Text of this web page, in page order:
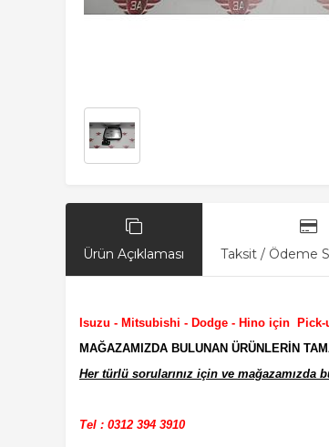
Ürün Açıklaması Taksit / Ödeme
Isuzu - Mitsubishi - Dodge - Hino için Pick-
MAĞAZAMIZDA BULUNAN ÜRÜNLERİN
Her türlü sorularınız için ve mağazamızda
Tel : 0312 394 3910